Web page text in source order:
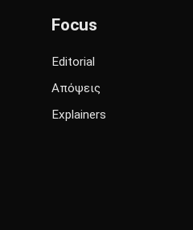
Focus
Editorial
Απόψεις
Explainers